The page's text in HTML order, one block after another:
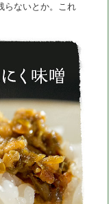
らないとか。これ